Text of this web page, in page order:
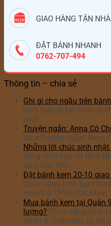
GIAO HÀNG TẬN NHÀ
ĐẶT BÁNH NHANH
0762-707-494
Thông tin – chia sẻ
Ghi gì cho ngầu trên
bình luận bị tắt ở Ghi gì
nhật
Truyện ngắn: Anna Cô
tắt ở Truyện ngắn: Anna
Những lời chúc sinh
năng bình luận bị tắt ở
tặng bạn thân
Đặt bánh kem 20-10
Chức năng bình luận bị
nhanh ở TP Hồ Chí Minh
Mua bánh kem tại Quận
lượng? Chức năng bình
Quận 9: Tiệm nào uy tín